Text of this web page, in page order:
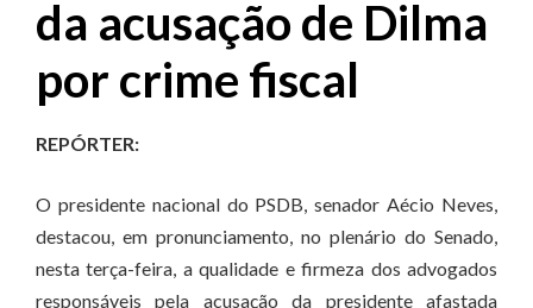
da acusação de Dilma
por crime fiscal
REPÓRTER:
O presidente nacional do PSDB, senador Aécio Neves,
destacou, em pronunciamento, no plenário do Senado,
nesta terça-feira, a qualidade e firmeza dos advogados
responsáveis pela acusação da presidente afastada